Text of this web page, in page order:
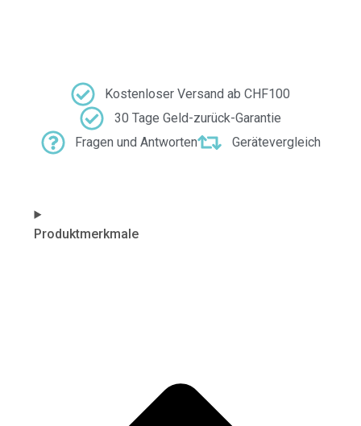
Kostenloser Versand ab CHF100
30 Tage Geld-zurück-Garantie
Fragen und Antworten
Gerätevergleich
Produktmerkmale